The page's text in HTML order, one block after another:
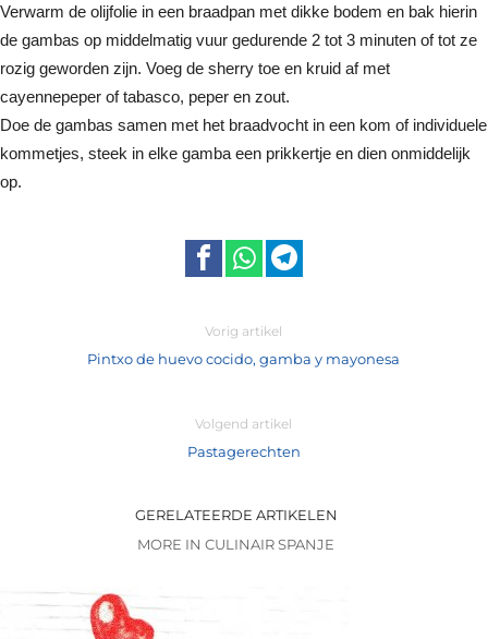
Verwarm de olijfolie in een braadpan met dikke bodem en bak hierin
de gambas op middelmatig vuur gedurende 2 tot 3 minuten of tot ze
rozig geworden zijn. Voeg de sherry toe en kruid af met
cayennepeper of tabasco, peper en zout.
Doe de gambas samen met het braadvocht in een kom of individuele
kommetjes, steek in elke gamba een prikkertje en dien onmiddelijk
op.
Vorig artikel
Pintxo de huevo cocido, gamba y mayonesa
Volgend artikel
Pastagerechten
GERELATEERDE ARTIKELEN
MORE IN CULINAIR SPANJE